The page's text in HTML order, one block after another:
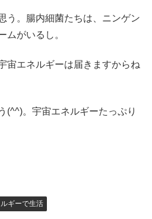
う。腸内細菌たちは、ニンゲン
ムがいるし。
宙エネルギーは届きますからね
(^^)。宇宙エネルギーたっぷり
ギーで生活